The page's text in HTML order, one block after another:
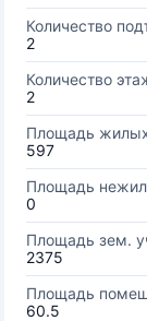
Количество
2
Количество
2
Площадь
597
Площадь
0
Площадь зем.
2375
Площадь
60.5